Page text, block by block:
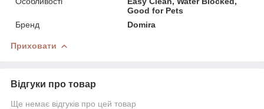
Good for Pets
Бренд
Domira
Приховати
Відгуки про товар
Ще немає відгуків про цей товар